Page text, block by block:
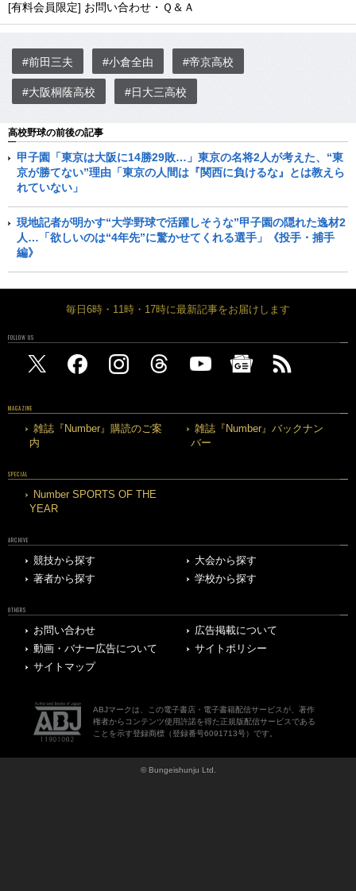
[有料会員限定] お問い合わせ・Ｑ＆Ａ
#前田三夫 #小倉全由 #帝京高校
#大阪桐蔭高校 #日大三高校
高校野球の前後の記事
甲子園「東京は大阪に14勝29敗…」東京の名将2人が考えた、“東
京が勝てない”理由「東京の人間は『関西に負けるな』とは教えら
れていない」
現地記者が明かす“大学野球で活躍しそうな”甲子園の隠れた逸材2
人…「欲しいのは“4年先”に驚かせてくれる選手」《投手・捕手
編》
毎日6時・11時・17時に最新記事をお届けします
FOLLOW US
MAGAZINE
雑誌『Number』購読のご案
内
雑誌『Number』バックナン
バー
SPECIAL
Number SPORTS OF THE
YEAR
ARCHIVE
競技から探す
大会から探す
著者から探す
学校から探す
OTHERS
お問い合わせ
広告掲載について
動画・バナー広告について
サイトポリシー
サイトマップ
ABJマークは、この電子書店・電子書籍配信サービスが、著作
権者からコンテンツ使用許諾を得た正規版配信サービスである
ことを示す登録商標（登録番号6091713号）です。
© Bungeishunju Ltd.